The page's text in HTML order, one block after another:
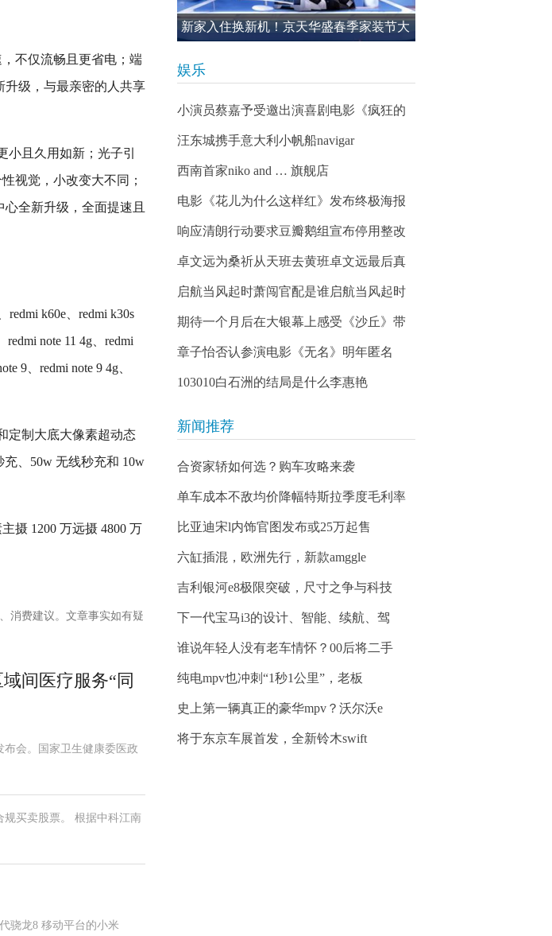
不仅流畅且更省电；端
升级，与最亲密的人共享
且久用如新；光子引
视觉，小改变大不同；
全新升级，全面提速且
k60e、redmi k30s
note 11 4g、redmi
9、redmi note 9 4g、
定制大底大像素超动态
、50w 无线秒充和 10w
摄 1200 万远摄 4800 万
消费建议。文章事实如有疑
间医疗服务“同
会。国家卫生健康委医政
规买卖股票。 根据中科江南
骁龙8 移动平台的小米
新家入住换新机！京天华盛春季家装节大
娱乐
小演员蔡嘉予受邀出演喜剧电影《疯狂的
汪东城携手意大利小帆船navigar
西南首家niko and … 旗舰店
电影《花儿为什么这样红》发布终极海报
响应清朗行动要求豆瓣鹅组宣布停用整改
卓文远为桑祈从天班去黄班卓文远最后真
启航当风起时萧闯官配是谁启航当风起时
期待一个月后在大银幕上感受《沙丘》带
章子怡否认参演电影《无名》明年匿名
103010白石洲的结局是什么李惠艳
新闻推荐
合资家轿如何选？购车攻略来袭
单车成本不敌均价降幅特斯拉季度毛利率
比亚迪宋l内饰官图发布或25万起售
六缸插混，欧洲先行，新款amggle
吉利银河e8极限突破，尺寸之争与科技
下一代宝马i3的设计、智能、续航、驾
谁说年轻人没有老车情怀？00后将二手
纯电mpv也冲刺“1秒1公里”，老板
史上第一辆真正的豪华mpv？沃尔沃e
将于东京车展首发，全新铃木swift